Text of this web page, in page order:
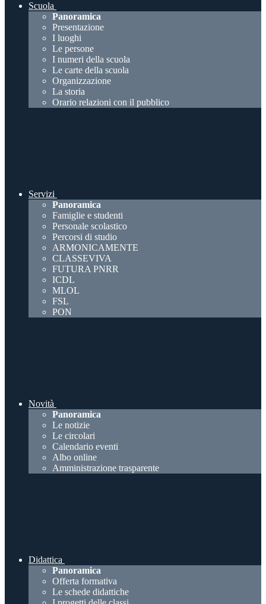
Scuola
Panoramica
Presentazione
I luoghi
Le persone
I numeri della scuola
Le carte della scuola
Organizzazione
La storia
Orario relazioni con il pubblico
Servizi
Panoramica
Famiglie e studenti
Personale scolastico
Percorsi di studio
ARMONICAMENTE
CLASSEVIVA
FUTURA PNRR
ICDL
MLOL
FSL
PON
Novità
Panoramica
Le notizie
Le circolari
Calendario eventi
Albo online
Amministrazione trasparente
Didattica
Panoramica
Offerta formativa
Le schede didattiche